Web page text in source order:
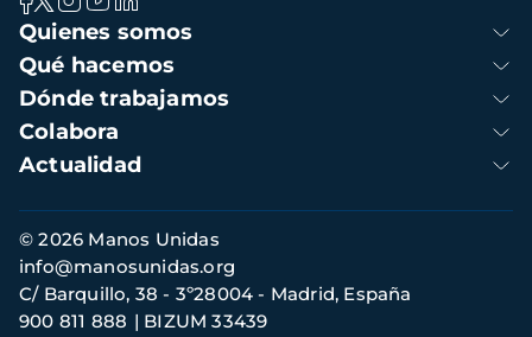
Navegación
principal
Quienes somos
Qué hacemos
Dónde trabajamos
Colabora
Actualidad
Información
de
contacto
© 2026 Manos Unidas
C/ Barquillo, 38 - 3º28004 - Madrid, España
900 811 888
BIZUM 33439
info@manosunidas.org